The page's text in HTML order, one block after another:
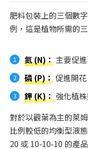
肥料包裝上的三個數
例，這是植物所需的
氮 (N)：主要促
磷 (P)： 促進開
鉀 (K)： 強化植
對於以觀葉為主的萊
比例較低的均衡型液
20 或 10-10-10 的產